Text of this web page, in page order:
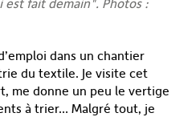
est fait demain". Photos :
dans un chantier
du textile. Je visite cet
me donne un peu le vertige
à trier… Malgré tout, je